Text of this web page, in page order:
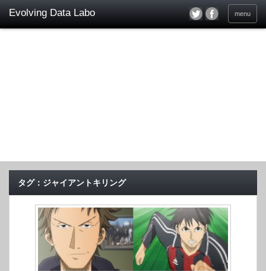
menu
タグ：ジャイアントキリング